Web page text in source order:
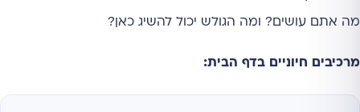
מה אתם עושים? ומה הגולש יכול להשיג כאן?
מרכיבים חיוניים בדף הבית: